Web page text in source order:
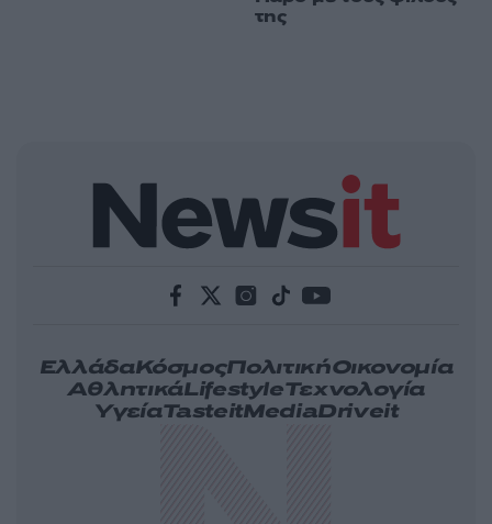
της
ΕλλάδαΚόσμοςΠολιτικήΟικονομία
ΑθλητικάLifestyleΤεχνολογία
ΥγείαTasteitMediaDriveit